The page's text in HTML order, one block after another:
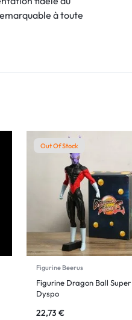
à toute
Out Of Stock
Figurine Beerus
Figurine Dragon Ball Super
Dyspo
22,73€